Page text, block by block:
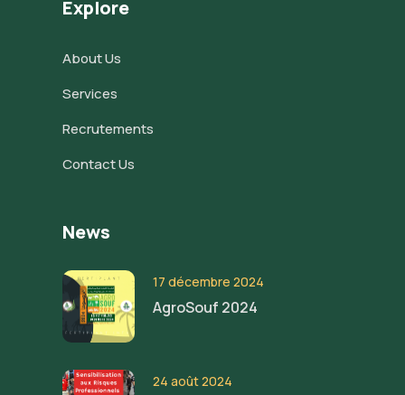
Explore
About Us
Services
Recrutements
Contact Us
News
17 décembre 2024
AgroSouf 2024
24 août 2024